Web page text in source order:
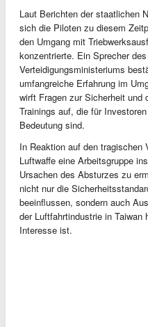
Laut Berichten der staatlichen
sich die Piloten zu diesem
den Umgang mit
konzentrierte. Ein Sprecher
Verteidigungsministeriums
umfangreiche Erfahrung im
wirft Fragen zur Sicherheit und
Trainings auf, die für
Bedeutung sind.
In Reaktion auf den tragischen
Luftwaffe eine Arbeitsgruppe
Ursachen des Absturzes zu
nicht nur die
beeinflussen, sondern auch
der Luftfahrtindustrie in
Interesse ist.